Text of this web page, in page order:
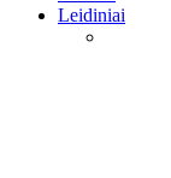
Leidiniai